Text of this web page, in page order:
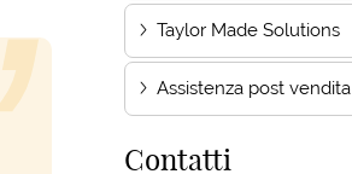
Taylor Made Solutions
Assistenza post vendita
Contatti